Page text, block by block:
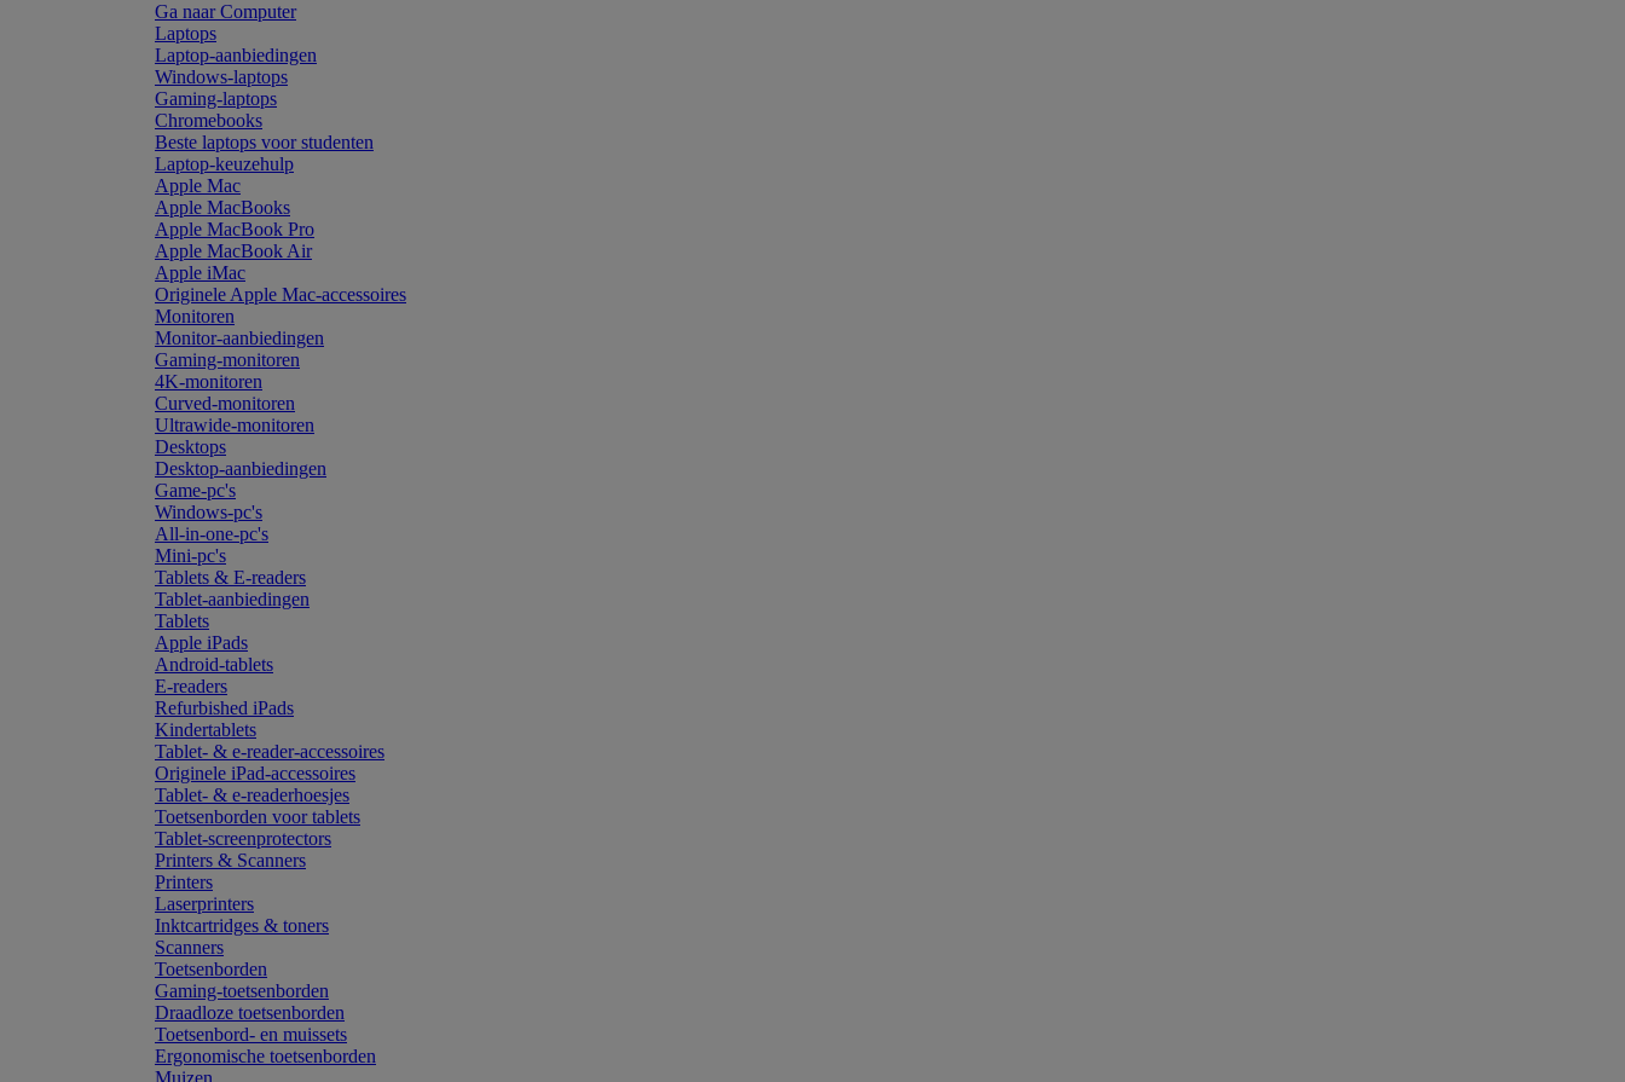
Ga naar Computer
Laptops
Laptop-aanbiedingen
Windows-laptops
Gaming-laptops
Chromebooks
Beste laptops voor studenten
Laptop-keuzehulp
Apple Mac
Apple MacBooks
Apple MacBook Pro
Apple MacBook Air
Apple iMac
Originele Apple Mac-accessoires
Monitoren
Monitor-aanbiedingen
Gaming-monitoren
4K-monitoren
Curved-monitoren
Ultrawide-monitoren
Desktops
Desktop-aanbiedingen
Game-pc's
Windows-pc's
All-in-one-pc's
Mini-pc's
Tablets & E-readers
Tablet-aanbiedingen
Tablets
Apple iPads
Android-tablets
E-readers
Refurbished iPads
Kindertablets
Tablet- & e-reader-accessoires
Originele iPad-accessoires
Tablet- & e-readerhoesjes
Toetsenborden voor tablets
Tablet-screenprotectors
Printers & Scanners
Printers
Laserprinters
Inktcartridges & toners
Scanners
Toetsenborden
Gaming-toetsenborden
Draadloze toetsenborden
Toetsenbord- en muissets
Ergonomische toetsenborden